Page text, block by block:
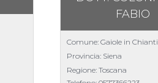
FABIO
Comune: Gaiole in Chianti
Provincia: Siena
Regione: Toscana